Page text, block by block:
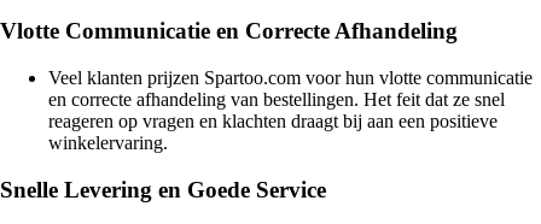
Vlotte Communicatie en Correcte Afhandeling
Veel klanten prijzen Spartoo.com voor hun vlotte communicatie
en correcte afhandeling van bestellingen. Het feit dat ze snel
reageren op vragen en klachten draagt bij aan een positieve
winkelervaring.
Snelle Levering en Goede Service